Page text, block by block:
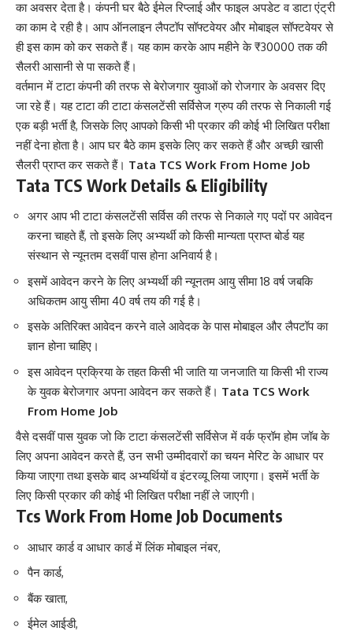
का अवसर देता है। कंपनी घर बैठे ईमेल रिप्लाई और फाइल अपडेट व डाटा एंट्री
का काम दे रही है। आप ऑनलाइन लैपटॉप सॉफ्टवेयर और मोबाइल सॉफ्टवेयर से
ही इस काम को कर सकते हैं। यह काम करके आप महीने के ₹30000 तक की
सैलरी आसानी से पा सकते हैं।
वर्तमान में टाटा कंपनी की तरफ से बेरोजगार युवाओं को रोजगार के अवसर दिए
जा रहे हैं। यह टाटा की टाटा कंसलटेंसी सर्विसेज ग्रुप की तरफ से निकाली गई
एक बड़ी भर्ती है, जिसके लिए आपको किसी भी प्रकार की कोई भी लिखित परीक्षा
नहीं देना होता है। आप घर बैठे काम इसके लिए कर सकते हैं और अच्छी खासी
सैलरी प्राप्त कर सकते हैं। Tata TCS Work From Home Job
Tata TCS Work Details & Eligibility
अगर आप भी टाटा कंसलटेंसी सर्विस की तरफ से निकाले गए पदों पर आवेदन
करना चाहते हैं, तो इसके लिए अभ्यर्थी को किसी मान्यता प्राप्त बोर्ड यह
संस्थान से न्यूनतम दसवीं पास होना अनिवार्य है।
इसमें आवेदन करने के लिए अभ्यर्थी की न्यूनतम आयु सीमा 18 वर्ष जबकि
अधिकतम आयु सीमा 40 वर्ष तय की गई है।
इसके अतिरिक्त आवेदन करने वाले आवेदक के पास मोबाइल और लैपटॉप का
ज्ञान होना चाहिए।
इस आवेदन प्रक्रिया के तहत किसी भी जाति या जनजाति या किसी भी राज्य
के युवक बेरोजगार अपना आवेदन कर सकते हैं। Tata TCS Work
From Home Job
वैसे दसवीं पास युवक जो कि टाटा कंसलटेंसी सर्विसेज में वर्क फ्रॉम होम जॉब के
लिए अपना आवेदन करते हैं, उन सभी उम्मीदवारों का चयन मेरिट के आधार पर
किया जाएगा तथा इसके बाद अभ्यर्थियों व इंटरव्यू लिया जाएगा। इसमें भर्ती के
लिए किसी प्रकार की कोई भी लिखित परीक्षा नहीं ले जाएगी।
Tcs Work From Home Job Documents
आधार कार्ड व आधार कार्ड में लिंक मोबाइल नंबर,
पैन कार्ड,
बैंक खाता,
ईमेल आईडी,